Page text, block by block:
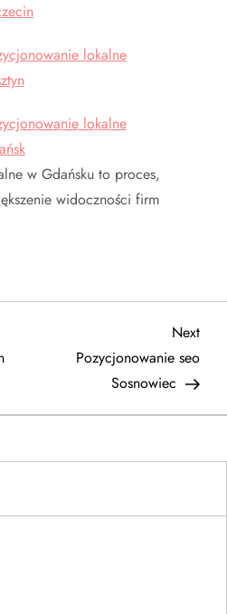
lokalne
lokalne
w Gdańsku to proces,
widoczności firm
Next
Post
Next
Pozycjonowanie seo
Sosnowiec